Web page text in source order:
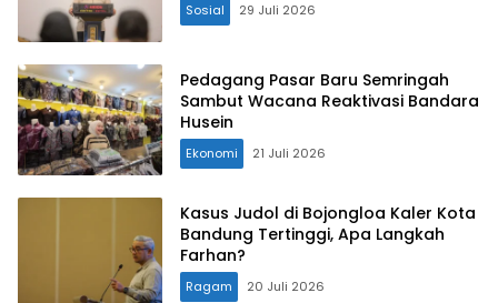
Sosial 29 Juli 2026
Pedagang Pasar Baru Semringah
Sambut Wacana Reaktivasi Bandara
Husein
Ekonomi 21 Juli 2026
Kasus Judol di Bojongloa Kaler Kota
Bandung Tertinggi, Apa Langkah
Farhan?
Ragam 20 Juli 2026